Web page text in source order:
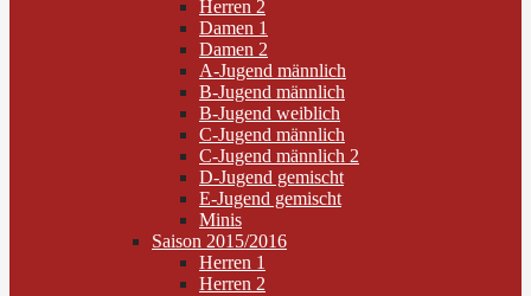
Herren 2
Damen 1
Damen 2
A-Jugend männlich
B-Jugend männlich
B-Jugend weiblich
C-Jugend männlich
C-Jugend männlich 2
D-Jugend gemischt
E-Jugend gemischt
Minis
Saison 2015/2016
Herren 1
Herren 2